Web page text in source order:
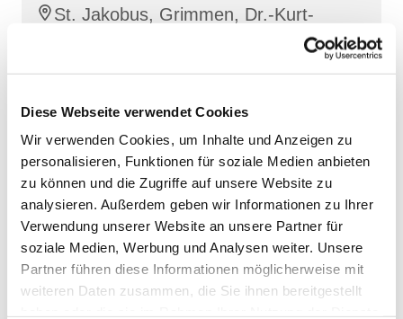
Diese Webseite verwendet Cookies
Wir verwenden Cookies, um Inhalte und Anzeigen zu
personalisieren, Funktionen für soziale Medien anbieten
zu können und die Zugriffe auf unsere Website zu
analysieren. Außerdem geben wir Informationen zu Ihrer
Verwendung unserer Website an unsere Partner für
soziale Medien, Werbung und Analysen weiter. Unsere
Partner führen diese Informationen möglicherweise mit
weiteren Daten zusammen, die Sie ihnen bereitgestellt
St. Jakobus, Grimmen, Dr.-Kurt-
Fischer-Straße 1, 18507 Grimmen